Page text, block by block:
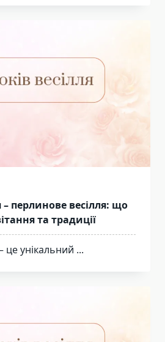
– перлинове весілля: що
та традиції
це унікальний ...